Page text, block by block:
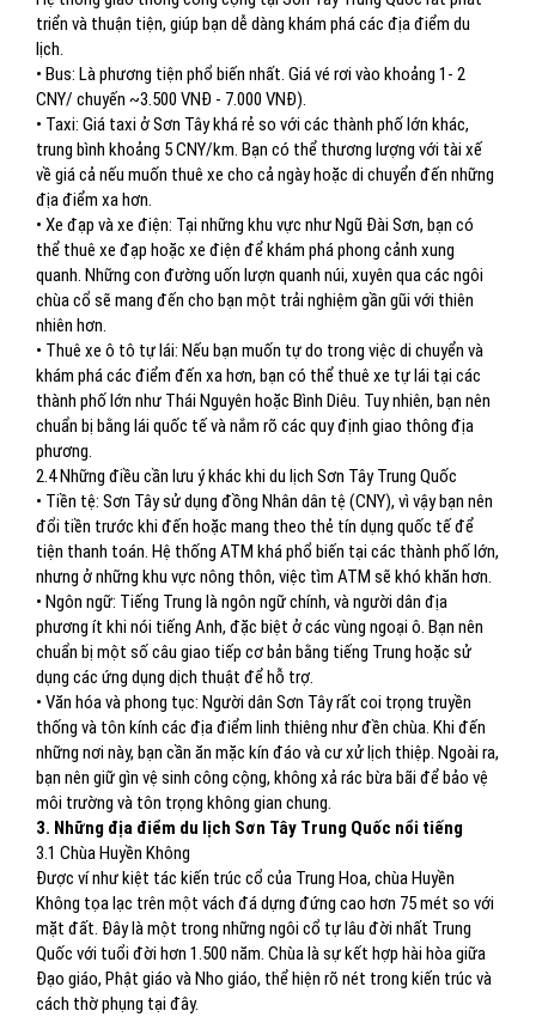
triển và thuận tiện, giúp bạn dễ dàng khám phá các địa điểm du
lịch.
• Bus: Là phương tiện phổ biến nhất. Giá vé rơi vào khoảng 1- 2
CNY/ chuyến ~3.500 VNĐ - 7.000 VNĐ).
• Taxi: Giá taxi ở Sơn Tây khá rẻ so với các thành phố lớn khác,
trung bình khoảng 5 CNY/km. Bạn có thể thương lượng với tài xế
về giá cả nếu muốn thuê xe cho cả ngày hoặc di chuyển đến những
địa điểm xa hơn.
• Xe đạp và xe điện: Tại những khu vực như Ngũ Đài Sơn, bạn có
thể thuê xe đạp hoặc xe điện để khám phá phong cảnh xung
quanh. Những con đường uốn lượn quanh núi, xuyên qua các ngôi
chùa cổ sẽ mang đến cho bạn một trải nghiệm gần gũi với thiên
nhiên hơn.
• Thuê xe ô tô tự lái: Nếu bạn muốn tự do trong việc di chuyển và
khám phá các điểm đến xa hơn, bạn có thể thuê xe tự lái tại các
thành phố lớn như Thái Nguyên hoặc Bình Diêu. Tuy nhiên, bạn nên
chuẩn bị bằng lái quốc tế và nắm rõ các quy định giao thông địa
phương.
2.4 Những điều cần lưu ý khác khi du lịch Sơn Tây Trung Quốc
• Tiền tệ: Sơn Tây sử dụng đồng Nhân dân tệ (CNY), vì vậy bạn nên
đổi tiền trước khi đến hoặc mang theo thẻ tín dụng quốc tế để
tiện thanh toán. Hệ thống ATM khá phổ biến tại các thành phố lớn,
nhưng ở những khu vực nông thôn, việc tìm ATM sẽ khó khăn hơn.
• Ngôn ngữ: Tiếng Trung là ngôn ngữ chính, và người dân địa
phương ít khi nói tiếng Anh, đặc biệt ở các vùng ngoại ô. Bạn nên
chuẩn bị một số câu giao tiếp cơ bản bằng tiếng Trung hoặc sử
dụng các ứng dụng dịch thuật để hỗ trợ.
• Văn hóa và phong tục: Người dân Sơn Tây rất coi trọng truyền
thống và tôn kính các địa điểm linh thiêng như đền chùa. Khi đến
những nơi này, bạn cần ăn mặc kín đáo và cư xử lịch thiệp. Ngoài ra,
bạn nên giữ gìn vệ sinh công cộng, không xả rác bừa bãi để bảo vệ
môi trường và tôn trọng không gian chung.
3. Những địa điểm du lịch Sơn Tây Trung Quốc nổi tiếng
3.1 Chùa Huyền Không
Được ví như kiệt tác kiến trúc cổ của Trung Hoa, chùa Huyền
Không tọa lạc trên một vách đá dựng đứng cao hơn 75 mét so với
mặt đất. Đây là một trong những ngôi cổ tự lâu đời nhất Trung
Quốc với tuổi đời hơn 1.500 năm. Chùa là sự kết hợp hài hòa giữa
Đạo giáo, Phật giáo và Nho giáo, thể hiện rõ nét trong kiến trúc và
cách thờ phụng tại đây.